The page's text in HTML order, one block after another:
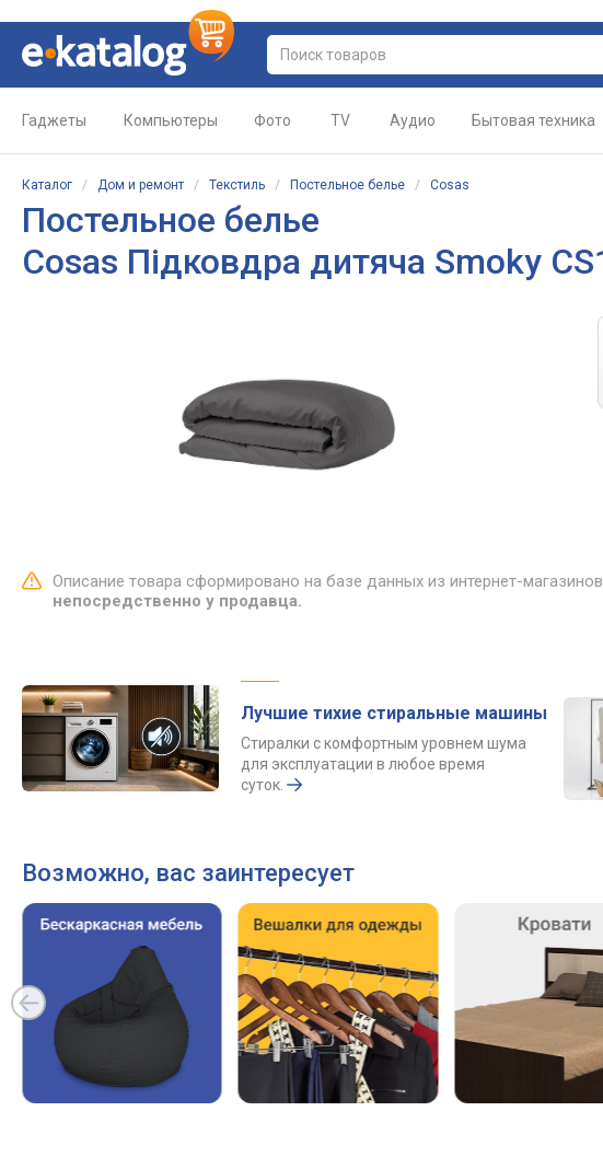
Гаджеты Компьютеры Фото TV Аудио Бытовая техника
Каталог / Дом и ремонт / Текстиль / Постельное белье / Cosas
Постельное белье
Cosas Підковдра дитяча Smoky
Описание товара сформировано на базе данных из интернет-
непосредственно у продавца.
Лучшие тихие стиральные машины
Стиралки с комфортным уровнем шума
для эксплуатации в любое время
суток.
Возможно, вас заинтересует